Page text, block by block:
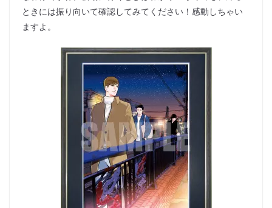
ときには振り向いて確認してみてください！感動しちゃい
ますよ。